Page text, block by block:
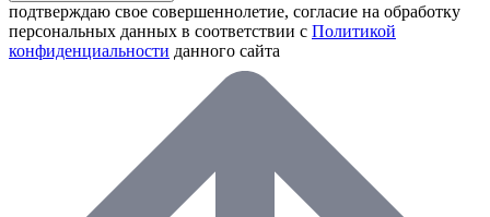
подтверждаю свое совершеннолетие, согласие на обработку
персональных данных в соответствии с Политикой
конфиденциальности данного сайта